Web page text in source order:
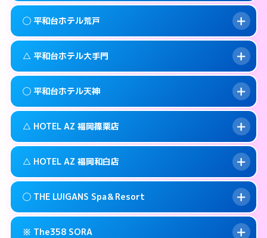
info このホテルの詳細ページを見る →
info このホテルの詳細ページを見る →
案内方法: 女性が直接お部屋まで伺います。
smartphone 092-524-2121
map 福岡市中央区高砂1-1-18
info このホテルの詳細ページを見る →
案内方法: カードキーにつきホテルの入り口で
待ち合わせ。
info このホテルの詳細ページを見る →
◯ 平和台ホテル荒戸
案内方法: 女性が直接お部屋まで伺います。
smartphone 092-761-1361
map 福岡市中央区荒戸1-5-27
info このホテルの詳細ページを見る →
△ 平和台ホテル大手門
案内方法: 状況により派遣できません。
smartphone 092-741-4422
map 福岡市中央区大手門1-5-4
info このホテルの詳細ページを見る →
◯ 平和台ホテル天神
案内方法: 女性が直接お部屋まで伺います。
smartphone 092-737-1000
map 福岡市中央区舞鶴1-5-6
info このホテルの詳細ページを見る →
△ HOTEL AZ 福岡篠栗店
案内方法:状況により派遣できません。
smartphone 092-947-3310
map 糟屋郡篠栗町大字乙犬985-1
△ HOTEL AZ 福岡和白店
案内方法:状況により派遣できません。
◯ THE LUIGANS Spa＆Resort
※ The358 SORA